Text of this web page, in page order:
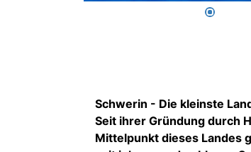
Schwerin - Die kleinste
Seit ihrer Gründung durch
Mittelpunkt dieses Landes